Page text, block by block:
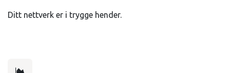
Ditt nettverk er i trygge hender.